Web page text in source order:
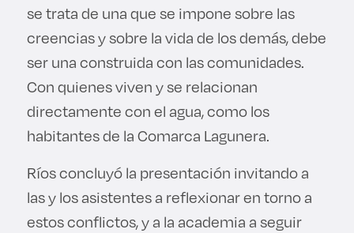
se trata de una que se impone sobre las
creencias y sobre la vida de los demás, debe
ser una construida con las comunidades.
Con quienes viven y se relacionan
directamente con el agua, como los
habitantes de la Comarca Lagunera.
Ríos concluyó la presentación invitando a
las y los asistentes a reflexionar en torno a
estos conflictos, y a la academia a seguir